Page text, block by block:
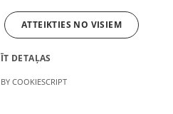
fonda saņemtā
noslēgts līgums Nr. 9.2-17-L-
ATTEIKTIES NO VISIEM
DETAĻAS
COOKIESCRIPT